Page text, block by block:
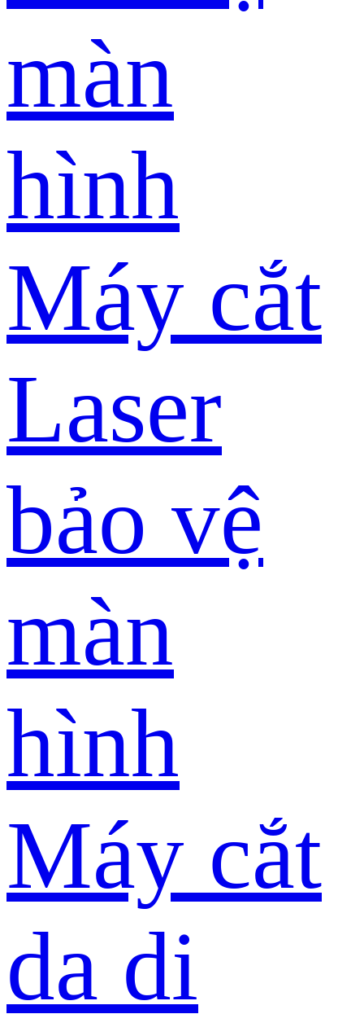
màn
hình
Máy cắt
Laser
bảo vệ
màn
hình
Máy cắt
da di